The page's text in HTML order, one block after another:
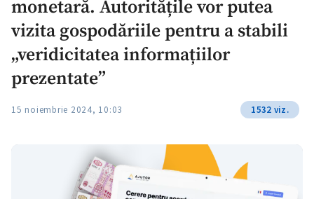
+1
monetară. Autoritățile vor putea
vizita gospodăriile pentru a stabili
„veridicitatea informațiilor
prezentate”
15 noiembrie 2024, 10:03 1532 viz.